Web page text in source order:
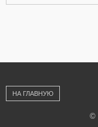
НА ГЛАВНУЮ
©